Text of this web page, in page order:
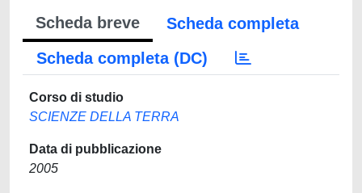
Scheda breve
Scheda completa
Scheda completa (DC)
Corso di studio
SCIENZE DELLA TERRA
Data di pubblicazione
2005